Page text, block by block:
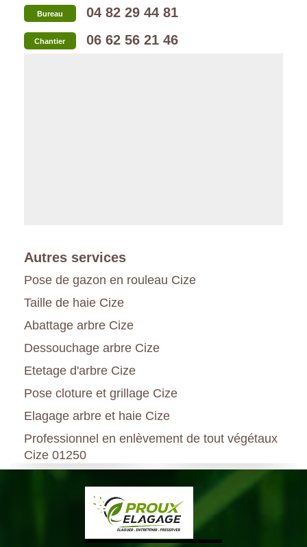
Bureau 04 82 29 44 81
Chantier 06 62 56 21 46
Autres services
Pose de gazon en rouleau Cize
Taille de haie Cize
Abattage arbre Cize
Dessouchage arbre Cize
Etetage d'arbre Cize
Pose cloture et grillage Cize
Elagage arbre et haie Cize
Professionnel en enlèvement de tout végétaux
Cize 01250